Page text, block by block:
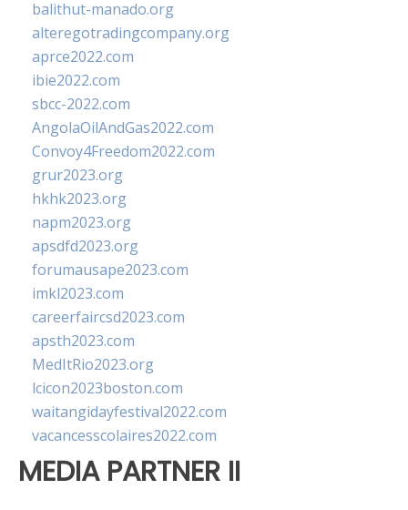
balithut-manado.org
alteregotradingcompany.org
aprce2022.com
ibie2022.com
sbcc-2022.com
AngolaOilAndGas2022.com
Convoy4Freedom2022.com
grur2023.org
hkhk2023.org
napm2023.org
apsdfd2023.org
forumausape2023.com
imkl2023.com
careerfaircsd2023.com
apsth2023.com
MedItRio2023.org
lcicon2023boston.com
waitangidayfestival2022.com
vacancesscolaires2022.com
MEDIA PARTNER II